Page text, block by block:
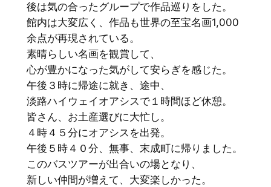
後は気の合ったグループで作品巡りをした。
館内は大変広く、作品も世界の至宝名画1,000
余点が再現されている。
素晴らしい名画を観賞して、
心が豊かになった気がして安らぎを感じた。
午後３時に帰途に就き、途中、
淡路ハイウェイオアシスで１時間ほど休憩。
皆さん、お土産選びに大忙し。
４時４５分にオアシスを出発。
午後５時４０分、無事、末成町に帰りました。
このバスツアーが出合いの場となり、
新しい仲間が増えて、大変楽しかった。